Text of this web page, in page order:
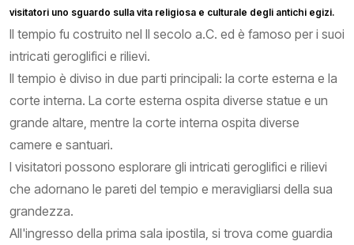
visitatori uno sguardo sulla vita religiosa e culturale degli antichi egizi.
Il tempio fu costruito nel II secolo a.C. ed è famoso per i suoi
intricati geroglifici e rilievi.
Il tempio è diviso in due parti principali: la corte esterna e la
corte interna. La corte esterna ospita diverse statue e un
grande altare, mentre la corte interna ospita diverse
camere e santuari.
I visitatori possono esplorare gli intricati geroglifici e rilievi
che adornano le pareti del tempio e meravigliarsi della sua
grandezza.
All'ingresso della prima sala ipostila, si trova come guardia